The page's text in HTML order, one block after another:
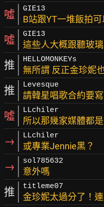
噓 GIE13
B站跟YT一堆飯拍
噓 GIE13
這些人大概跟聽玻
推 HELLOMONKEYs
無所謂 反正金珍妮
推 Levesque
請韓星唱歌合約要
噓 LLchiler
所以那幾家媒體都
→ LLchiler
或專業Jennie黑？
→ sol785632
意外嗎
推 titleme07
金珍妮太過分了！